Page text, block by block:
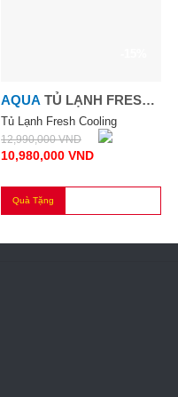
AQUA TỦ LẠNH FRESH
COOLING
Tủ Lạnh Fresh Cooling
12,990,000VND
10,980,000 VND
Quà Tặng